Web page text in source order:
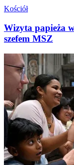
Kościół
Wizyta papieża
szefem MSZ